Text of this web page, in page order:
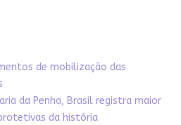
de mobilização das
da Penha, Brasil registra maior
da história